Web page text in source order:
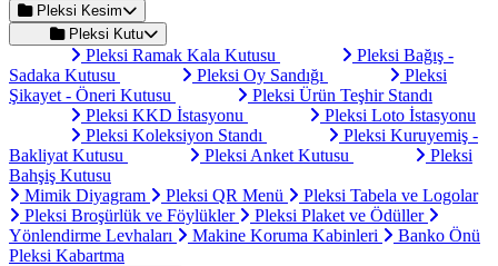
Pleksi Kesim
Pleksi Kutu
Pleksi Ramak Kala Kutusu
Pleksi Bağış -
Sadaka Kutusu
Pleksi Oy Sandığı
Pleksi
Şikayet - Öneri Kutusu
Pleksi Ürün Teşhir Standı
Pleksi KKD İstasyonu
Pleksi Loto İstasyonu
Pleksi Koleksiyon Standı
Pleksi Kuruyemiş -
Bakliyat Kutusu
Pleksi Anket Kutusu
Pleksi
Bahşiş Kutusu
Mimik Diyagram
Pleksi QR Menü
Pleksi Tabela ve Logolar
Pleksi Broşürlük ve Föylükler
Pleksi Plaket ve Ödüller
Yönlendirme Levhaları
Makine Koruma Kabinleri
Banko Önü
Pleksi Kabartma